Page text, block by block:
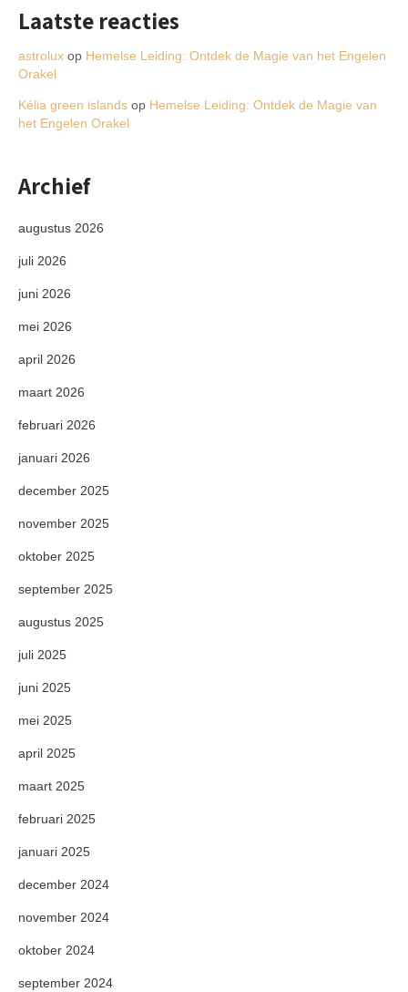
Laatste reacties
astrolux op Hemelse Leiding: Ontdek de Magie van het Engelen
Orakel
Kélia green islands op Hemelse Leiding: Ontdek de Magie van
het Engelen Orakel
Archief
augustus 2026
juli 2026
juni 2026
mei 2026
april 2026
maart 2026
februari 2026
januari 2026
december 2025
november 2025
oktober 2025
september 2025
augustus 2025
juli 2025
juni 2025
mei 2025
april 2025
maart 2025
februari 2025
januari 2025
december 2024
november 2024
oktober 2024
september 2024